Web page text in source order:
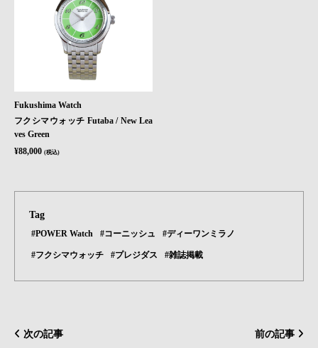
Fukushima Watch
フクシマウォッチ Futaba / New Lea
ves Green
¥88,000 (税込)
Tag
#POWER Watch #コーニッシュ #ディーワンミラノ
#フクシマウォッチ #プレジダス #雑誌掲載
次の記事 前の記事